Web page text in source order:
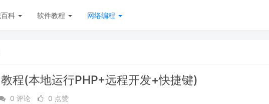
科 软件教程 网络编程
程(本地运行PHP+远程开发+快捷键)
0 评论 0 点赞